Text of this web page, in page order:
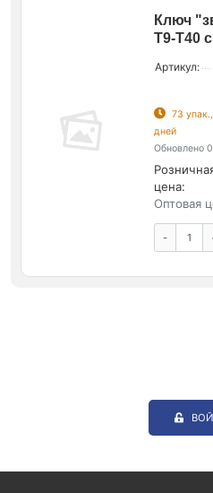
Ключ
Т9-Т40
Артикул:
73
дней
Обновлено
цена:
Оптовая
-